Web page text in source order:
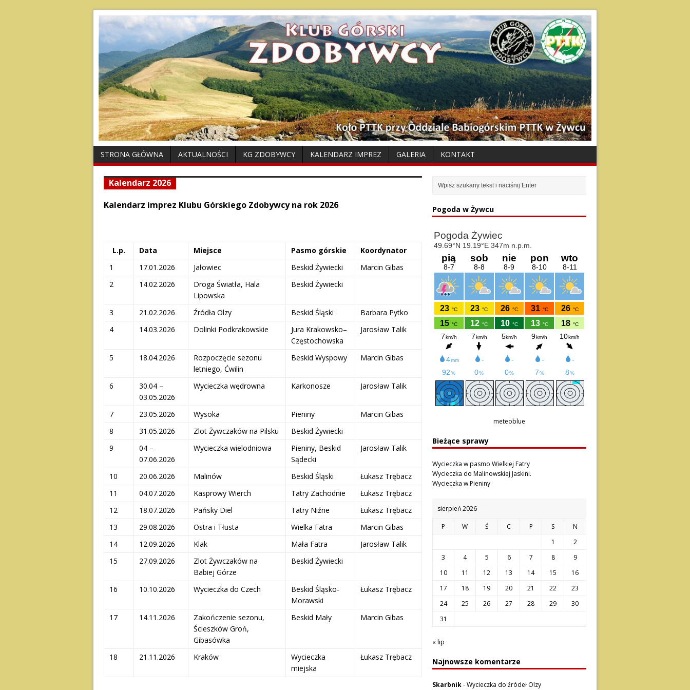
STRONA GŁÓWNA AKTUALNOŚCI KG ZDOBYWCY KALENDARZ IMPREZ GALERIA KONTAKT
Kalendarz 2026
Kalendarz imprez Klubu Górskiego Zdobywcy na rok 2026
L.p. Data Miejsce Pasmo górskie
Koordynator
1
17.01.2026 Jałowiec Beskid Żywiecki
Marcin Gibas
2
14.02.2026
Droga Światła, Hala
Lipowska
Beskid Żywiecki
3 21.02.2026 Źródła Olzy Beskid Śląski
Barbara Pytko
4
14.03.2026 Dolinki Podkrakowskie
Jura Krakowsko–
Częstochowska
Jarosław Talik
5 18.04.2026
Rozpoczęcie sezonu
letniego, Ćwilin
Beskid Wyspowy Marcin Gibas
6
30.04 –
03.05.2026
Wycieczka wędrowna Karkonosze Jarosław Talik
7 23.05.2026 Wysoka Pieniny
Marcin Gibas
8
31.05.2026 Zlot Żywczaków na Pilsku
Beskid Żywiecki
9
04 –
07.06.2026
Wycieczka wielodniowa
Pieniny, Beskid
Sądecki
Jarosław Talik
10 20.06.2026 Malinów Beskid Śląski
Łukasz Trębacz
11
04.07.2026 Kasprowy Wierch Tatry Zachodnie
Łukasz Trębacz
12
18.07.2026 Pańsky Diel Tatry Niźne
Łukasz Trębacz
13
29.08.2026 Ostra i Tłusta Wielka Fatra
Marcin Gibas
14
12.09.2026 Klak Mała Fatra
Jarosław Talik
15
27.09.2026
Zlot Żywczaków na
Babiej Górze
Beskid Żywiecki
16 10.10.2026 Wycieczka do Czech
Beskid Śląsko-
Morawski
Łukasz Trębacz
17 14.11.2026
Zakończenie sezonu,
Ścieszków Groń,
Gibasówka
Beskid Mały Marcin Gibas
18 21.11.2026 Kraków
Wycieczka
miejska
Łukasz Trębacz
Pogoda w Żywcu
meteoblue
Bieżące sprawy
Wycieczka w pasmo Wielkiej Fatry
Wycieczka do Malinowskiej Jaskini.
Wycieczka w Pieniny
sierpień 2026
P W Ś C P S
N
1
2
3
4 5 6 7 8
9
10
11 12 13 14 15
16
17
18 19 20 21 22
23
24
25 26 27 28 29
30
31
« lip
Najnowsze komentarze
Skarbnik-Wycieczka do źródeł Olzy